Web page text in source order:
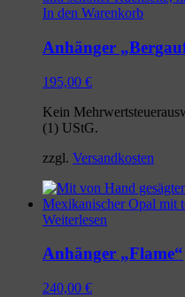
In den Warenkorb
Anhänger
195,00 €
Kein
(1) UStG.
zzgl. Versandkosten
Weiterlesen
Anhänger „Flame“
240,00 €